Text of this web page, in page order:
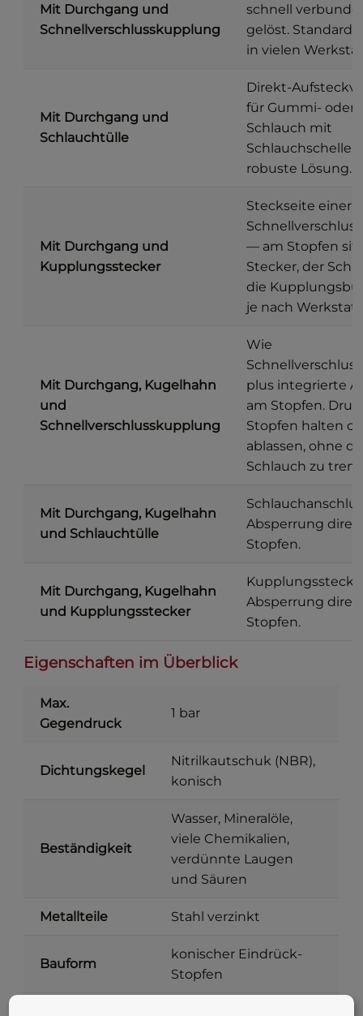
Mit Durchgang und
Schnellverschlusskupplung
schnell
gelöst.
in vielen
Mit Durchgang und
Schlauchtülle
Direkt-
für Gummi- oder
Schlauch mit
Schlauchschelle.
robuste Lösung.
Mit Durchgang und
Kupplungsstecker
Steckseite einer
— am Stopfen
Stecker, der
die
je nach
Mit Durchgang, Kugelhahn
und
Schnellverschlusskupplung
Wie
plus integrierte
am Stopfen.
Stopfen halten
ablassen, ohne
Schlauch zu
Mit Durchgang, Kugelhahn
und Schlauchtülle
Absperrung
Stopfen.
Mit Durchgang, Kugelhahn
und Kupplungsstecker
Absperrung
Stopfen.
Eigenschaften im Überblick
Max.
Gegendruck
1 bar
Dichtungskegel
Nitrilkautschuk (NBR),
konisch
Beständigkeit
Wasser, Mineralöle,
viele Chemikalien,
verdünnte Laugen
und Säuren
Metallteile Stahl verzinkt
Bauform
konischer Eindrück-
Stopfen